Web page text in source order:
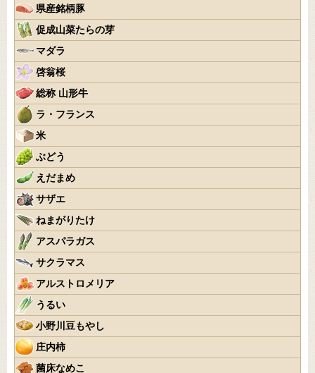
県産銘柄豚
促成山菜たらの芽
マダラ
啓翁桜
総称 山形牛
ラ・フランス
米
ぶどう
えだまめ
サザエ
ねまがりたけ
アスパラガス
サクラマス
アルストロメリア
うるい
小野川豆もやし
庄内柿
菌床なめこ